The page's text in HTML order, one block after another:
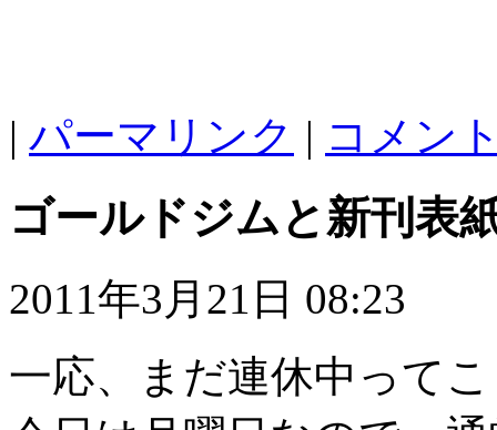
| パーマリンク | コメン
ゴールドジムと新刊表
2011年3月21日 08:23
一応、まだ連休中って